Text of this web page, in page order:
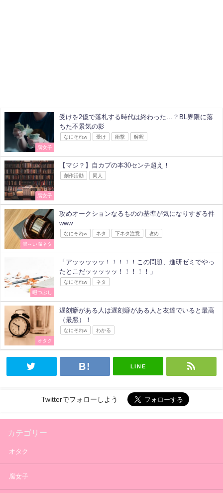
腐女子
受けを2億で落札する時代は終わった…？BL界隈に落
ちた不景気の影
なにそれw 受け 衝撃 解釈
腐女子
【マジ？】自カプの本30センチ超え！
創作活動 同人
濃～い腐ネタ
攻めオークションなるものの基準が気になりすぎる件
www
なにそれw ネタ 下ネタ注意 攻め
暇つぶし
「アッッッッッ！！！！！この問題、進研ゼミでやっ
たとこだッッッッッ！！！！！」
なにそれw ネタ
オタク
遅刻癖がある人は遅刻癖がある人と友達でいると最高
（最悪）！
なにそれw わかる
LINE
Twitterでフォローしよう
カテゴリー
オタク
腐女子